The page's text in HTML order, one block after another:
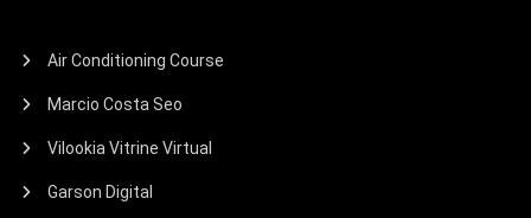
Air Conditioning Course
Marcio Costa Seo
Vilookia Vitrine Virtual
Garson Digital